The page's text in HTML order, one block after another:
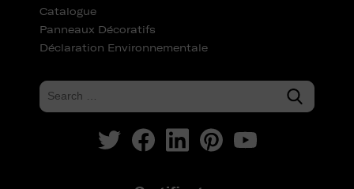
Catalogue
Panneaux Décoratifs
Déclaration Environnementale